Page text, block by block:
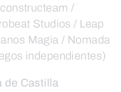
/
Studios / Leap
Magia / Nomada
independientes)
de Castilla